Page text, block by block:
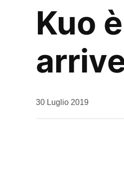
Kuo
da
30 Luglio 2019